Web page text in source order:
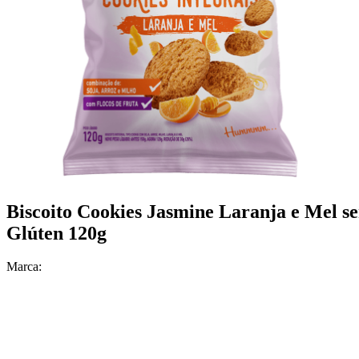
Biscoito Cookies Jasmine Laranja e Mel
Glúten 120g
Marca: